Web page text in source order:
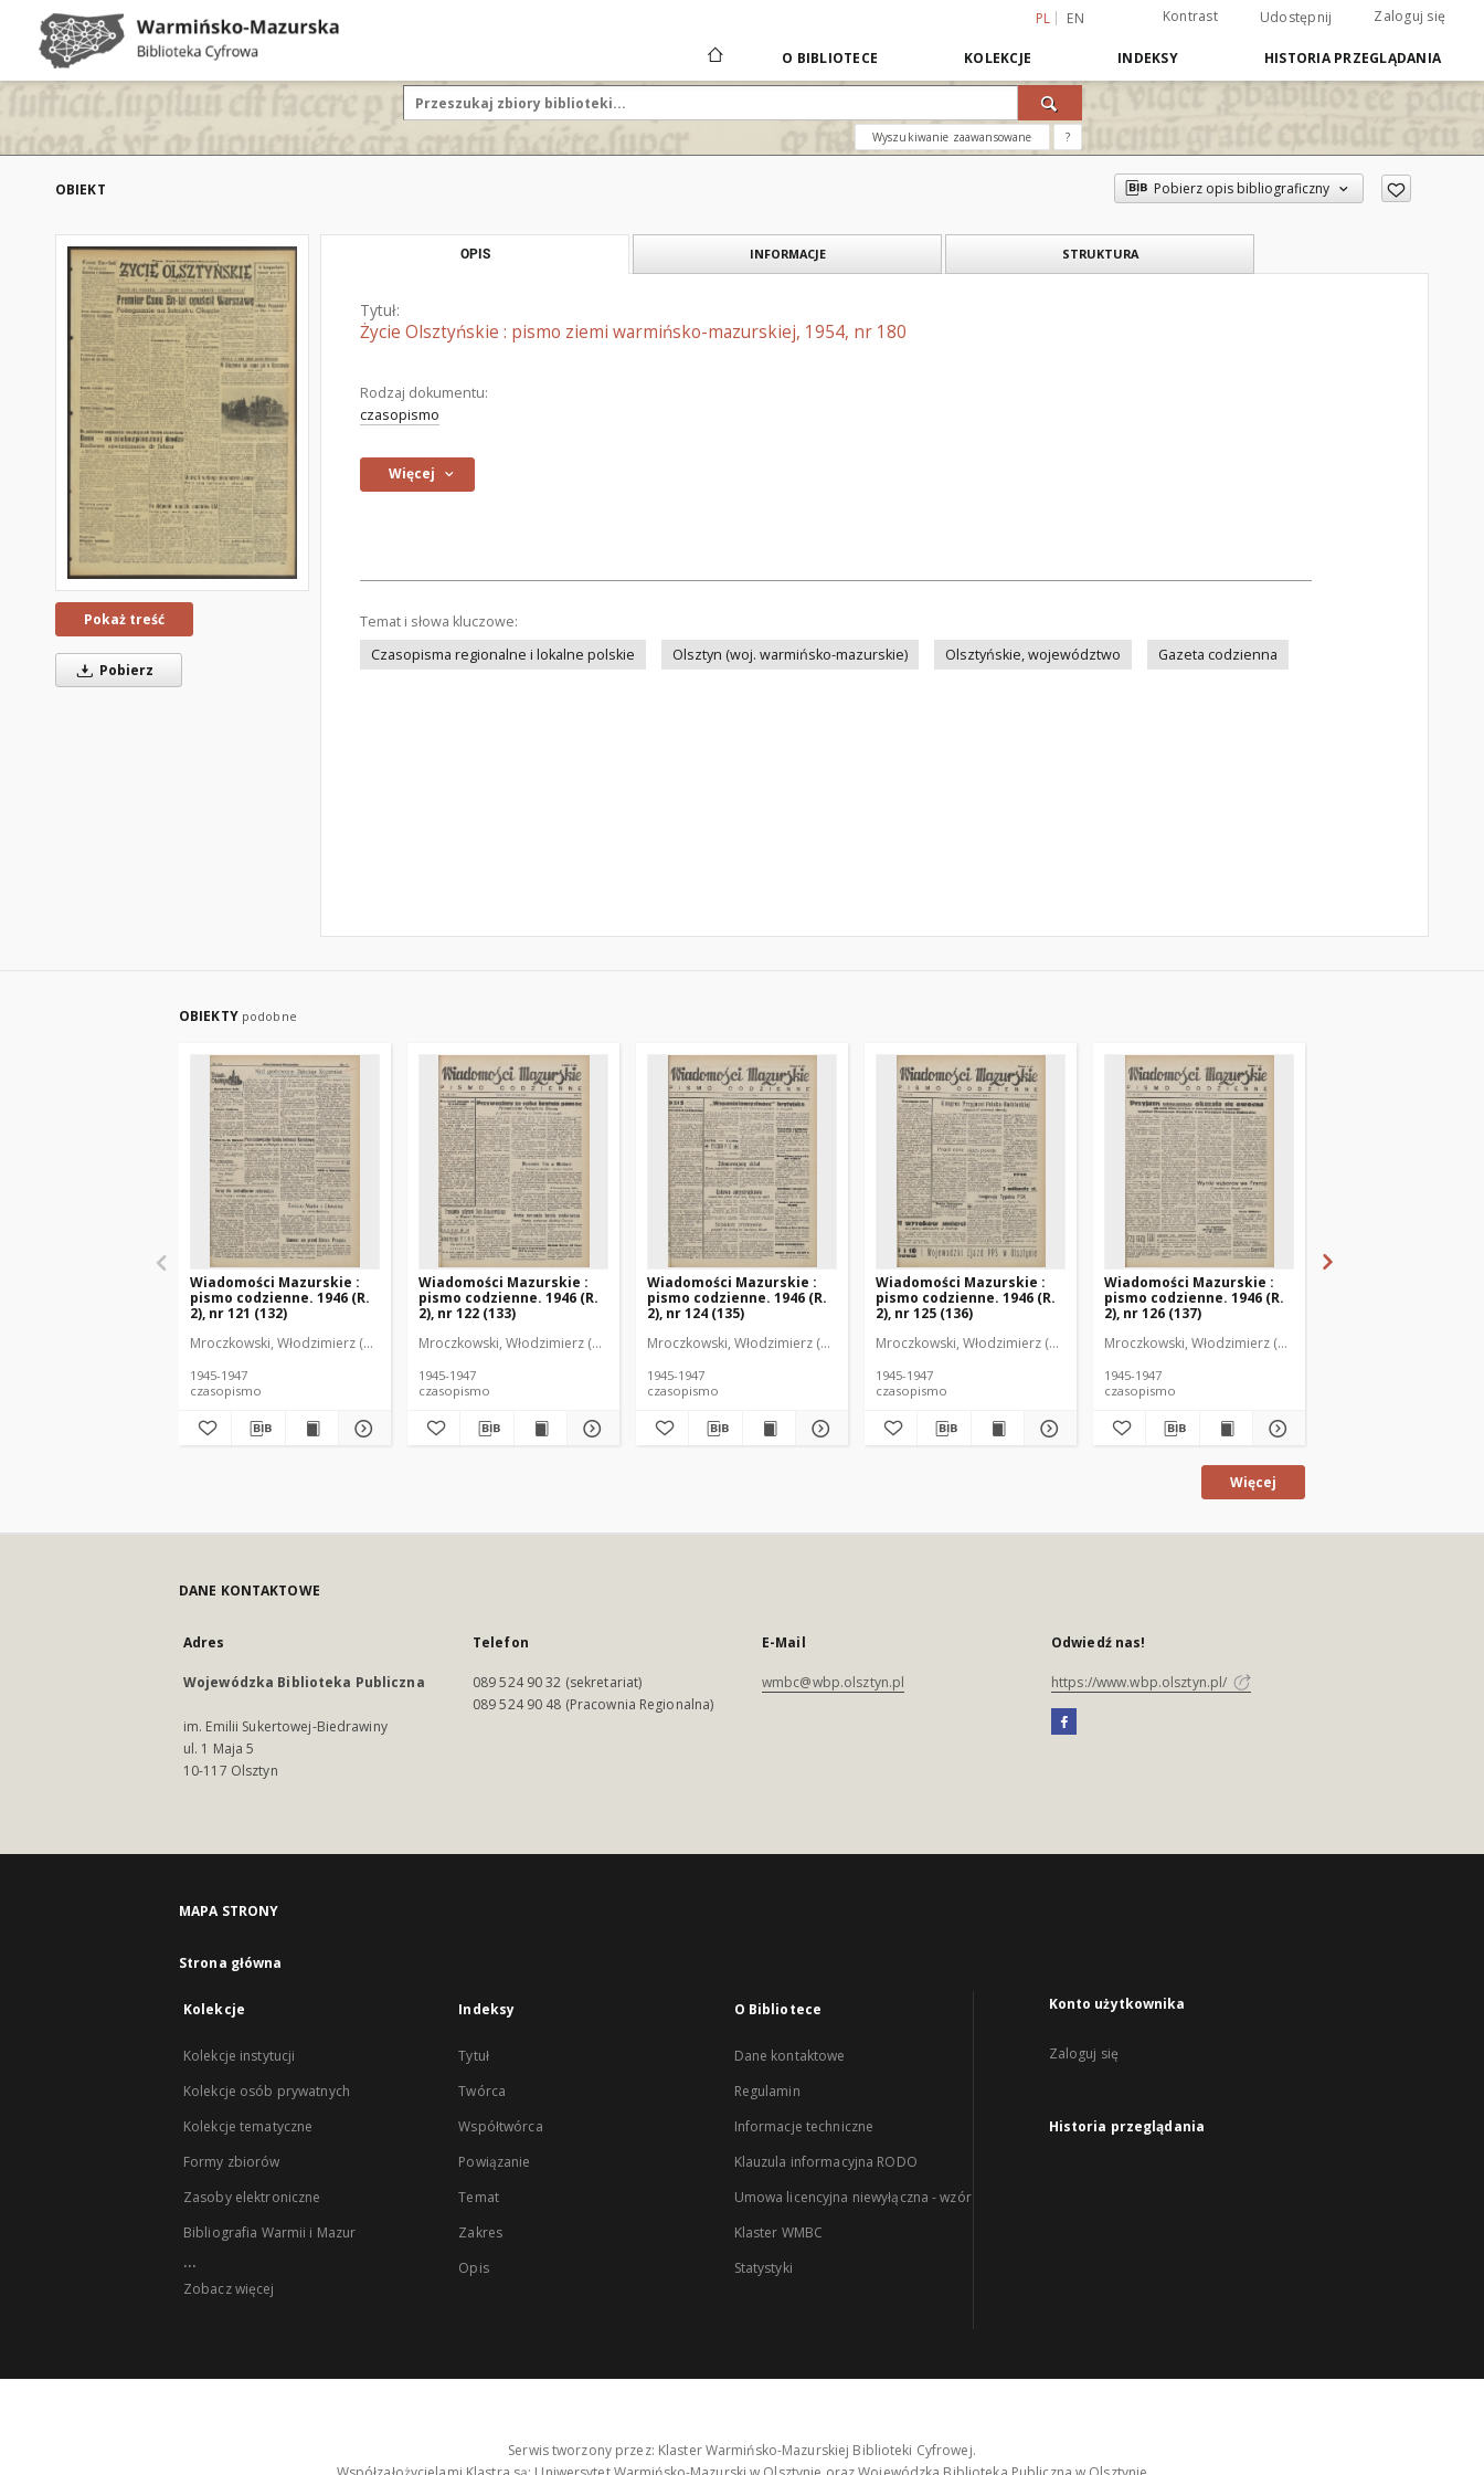
PL EN Kontrast Udostępnij Zaloguj się
O BIBLIOTECE KOLEKCJE INDEKSY HISTORIA PRZEGLĄDANIA
Wyszukiwanie zaawansowane ?
OBIEKT Pobierz opis bibliograficzny
Pokaż treść
Pobierz
OPIS INFORMACJE STRUKTURA
Tytuł:
Życie Olsztyńskie : pismo ziemi warmińsko-mazurskiej, 1954, nr 180
Rodzaj dokumentu:
czasopismo
Więcej
Temat i słowa kluczowe:
Czasopisma regionalne i lokalne polskie
Olsztyn (woj. warmińsko-mazurskie) Olsztyńskie, województwo Gazeta codzienna
OBIEKTY podobne
Wiadomości Mazurskie :
pismo codzienne. 1946 (R.
2), nr 121 (132)
Mroczkowski, Włodzimierz (1902-1971). Redaktor
1945-1947
czasopismo
Wiadomości Mazurskie :
pismo codzienne. 1946 (R.
2), nr 122 (133)
Mroczkowski, Włodzimierz (1902-1971). Redaktor
1945-1947
czasopismo
Wiadomości Mazurskie :
pismo codzienne. 1946 (R.
2), nr 124 (135)
Mroczkowski, Włodzimierz (1902-1971). Redaktor
1945-1947
czasopismo
Wiadomości Mazurskie :
pismo codzienne. 1946 (R.
2), nr 125 (136)
Mroczkowski, Włodzimierz (1902-1971). Redaktor
1945-1947
czasopismo
Wiadomości Mazurskie :
pismo codzienne. 1946 (R.
2), nr 126 (137)
Mroczkowski, Włodzimierz (1902-1971). Redaktor
1945-1947
czasopismo
Więcej
DANE KONTAKTOWE
Adres
Wojewódzka Biblioteka Publiczna
im. Emilii Sukertowej-Biedrawiny
ul. 1 Maja 5
10-117 Olsztyn
Telefon
089 524 90 32 (sekretariat)
089 524 90 48 (Pracownia Regionalna)
E-Mail
wmbc@wbp.olsztyn.pl
Odwiedź nas!
https://www.wbp.olsztyn.pl/
MAPA STRONY
Strona główna
Kolekcje
Kolekcje instytucji
Kolekcje osób prywatnych
Kolekcje tematyczne
Formy zbiorów
Zasoby elektroniczne
Bibliografia Warmii i Mazur
...
Zobacz więcej
Indeksy
Tytuł
Twórca
Współtwórca
Powiązanie
Temat
Zakres
Opis
O Bibliotece
Dane kontaktowe
Regulamin
Informacje techniczne
Klauzula informacyjna RODO
Umowa licencyjna niewyłączna - wzór
Klaster WMBC
Statystyki
Konto użytkownika
Zaloguj się
Historia przeglądania
Serwis tworzony przez: Klaster Warmińsko-Mazurskiej Biblioteki Cyfrowej.